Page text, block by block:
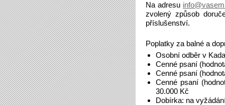
Na adresu
zvolený způsob
příslušenství.
Poplatky za balné a
Osobní odběr v
Cenné psaní
Cenné psaní
Cenné psaní
30.000 Kč
Dobírka: na